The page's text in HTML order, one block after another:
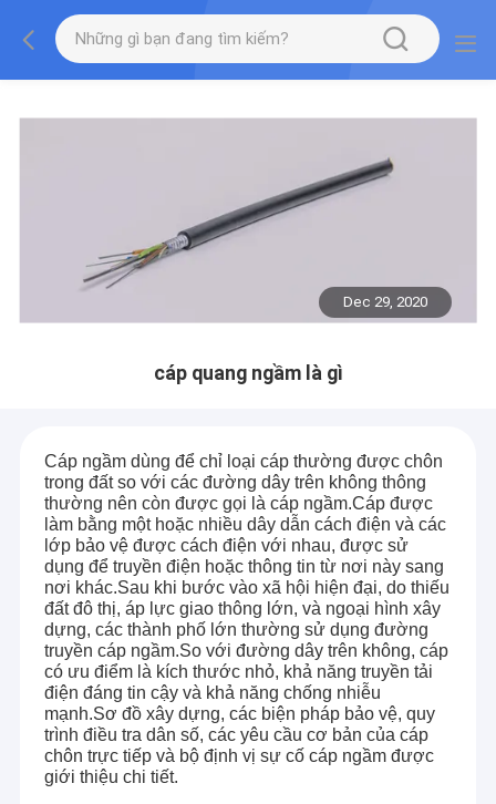
Dec 29, 2020
cáp quang ngầm là gì
Cáp ngầm dùng để chỉ loại cáp thường được chôn
trong đất so với các đường dây trên không thông
thường nên còn được gọi là cáp ngầm.Cáp được
làm bằng một hoặc nhiều dây dẫn cách điện và các
lớp bảo vệ được cách điện với nhau, được sử
dụng để truyền điện hoặc thông tin từ nơi này sang
nơi khác.Sau khi bước vào xã hội hiện đại, do thiếu
đất đô thị, áp lực giao thông lớn, và ngoại hình xây
dựng, các thành phố lớn thường sử dụng đường
truyền cáp ngầm.So với đường dây trên không, cáp
có ưu điểm là kích thước nhỏ, khả năng truyền tải
điện đáng tin cậy và khả năng chống nhiễu
mạnh.Sơ đồ xây dựng, các biện pháp bảo vệ, quy
trình điều tra dân số, các yêu cầu cơ bản của cáp
chôn trực tiếp và bộ định vị sự cố cáp ngầm được
giới thiệu chi tiết.